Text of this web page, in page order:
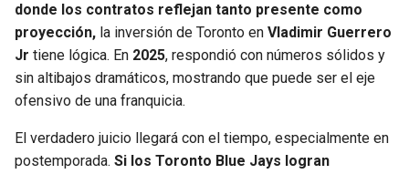
donde los contratos reflejan tanto presente como
proyección, la inversión de Toronto en Vladimir Guerrero
Jr tiene lógica. En 2025, respondió con números sólidos y
sin altibajos dramáticos, mostrando que puede ser el eje
ofensivo de una franquicia.
El verdadero juicio llegará con el tiempo, especialmente en
postemporada. Si los Toronto Blue Jays logran